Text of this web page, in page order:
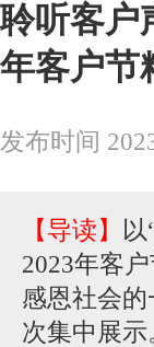
聆听客
年客户节
发布时间
【导读】
2023年客
感恩社会
次集中展